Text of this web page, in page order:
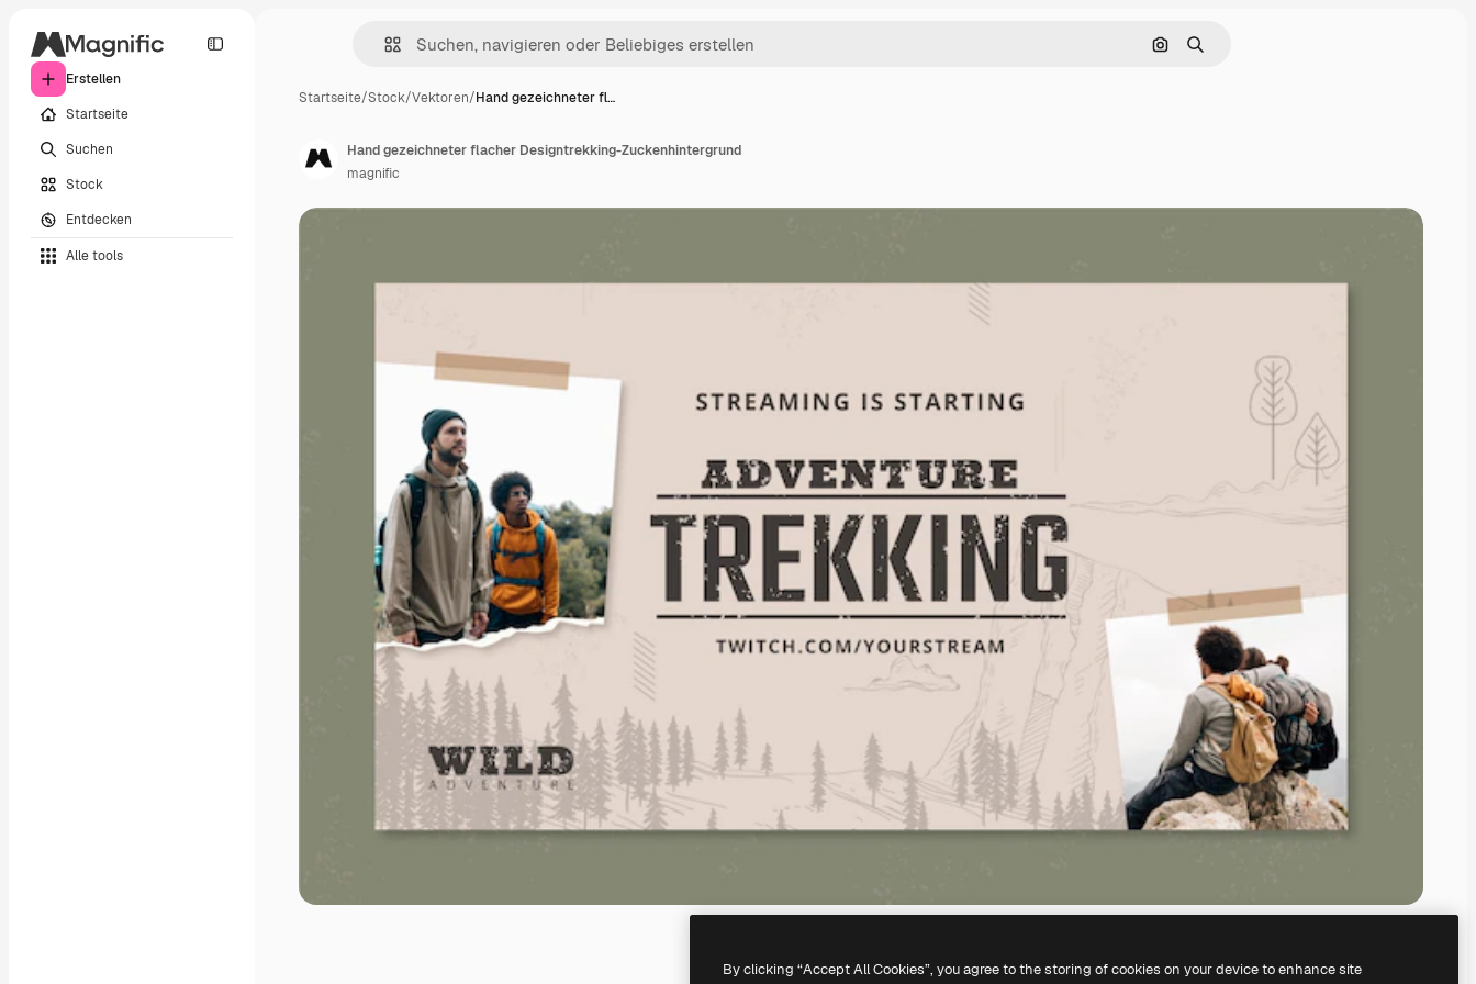
Erstellen
Startseite
Suchen
Stock
Entdecken
Alle tools
Nach Bild suchen
Suchen
Startseite/Stock/Vektoren/Hand gezeichneter fl…
Hand gezeichneter flacher Designtrekking-Zuckenhintergrund
magnific
By clicking “Accept All Cookies”, you agree to the storing of cookies on your device to enhance site